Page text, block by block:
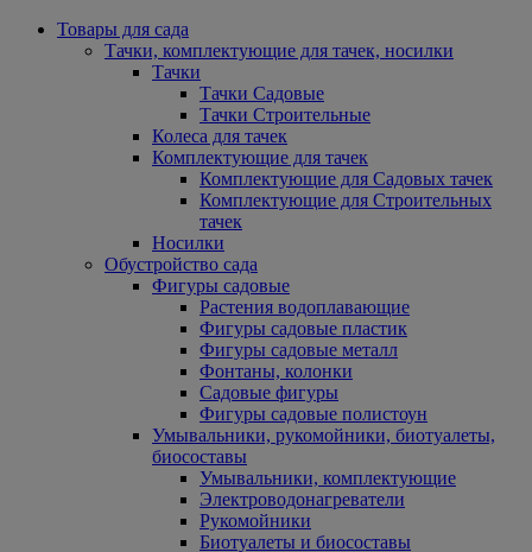
Товары для сада
Тачки, комплектующие для тачек, носилки
Тачки
Тачки Садовые
Тачки Строительные
Колеса для тачек
Комплектующие для тачек
Комплектующие для Садовых тачек
Комплектующие для Строительных
тачек
Носилки
Обустройство сада
Фигуры садовые
Растения водоплавающие
Фигуры садовые пластик
Фигуры садовые металл
Фонтаны, колонки
Садовые фигуры
Фигуры садовые полистоун
Умывальники, рукомойники, биотуалеты,
биосоставы
Умывальники, комплектующие
Электроводонагреватели
Рукомойники
Биотуалеты и биосоставы